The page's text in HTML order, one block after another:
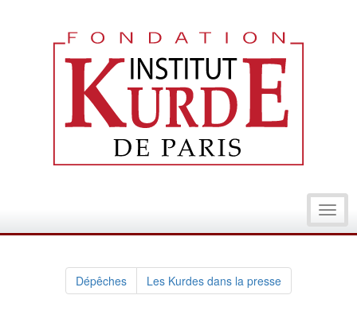
Dépêches Les Kurdes dans la presse